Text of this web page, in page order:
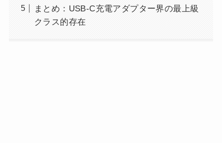
まとめ：USB-C充電アダプター界の最上級
クラス的存在